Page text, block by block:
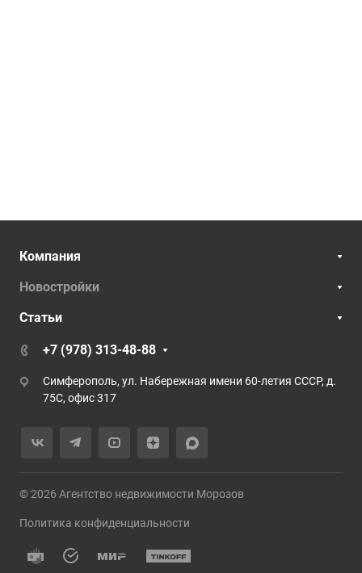
Компания
Новостройки
Статьи
+7 (978) 313-48-88
Симферополь, ул. Набережная имени 60-летия СССР, д.
75С, офис 317
© 2026 Агентство недвижимости Морозов
Политика конфиденциальности